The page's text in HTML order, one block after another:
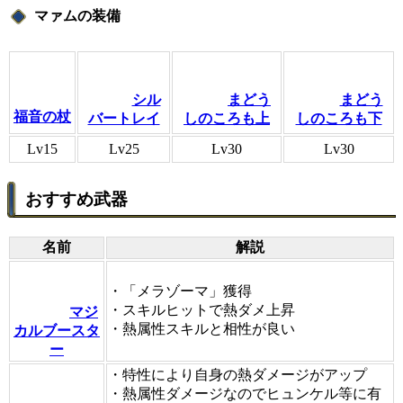
マァムの装備
福音の杖
シル
バートレイ
まどう
しのころも上
まどう
しのころも下
Lv15
Lv25 Lv30 Lv30
おすすめ武器
名前 解説
マジ
カルブースタ
ー
・「メラゾーマ」獲得
・スキルヒットで熱ダメ上昇
・熱属性スキルと相性が良い
・特性により自身の熱ダメージがアップ
・熱属性ダメージなのでヒュンケル等に有